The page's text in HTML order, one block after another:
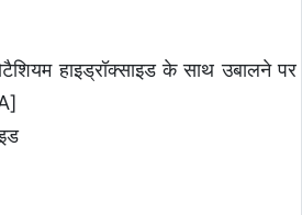
हाइड्रॉक्साइड के साथ उबालने पर